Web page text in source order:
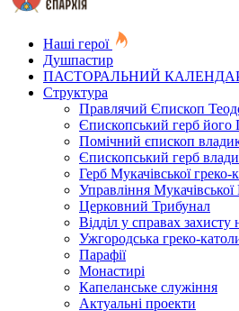
Наші герої
Душпастир
ПАСТОРАЛЬНИЙ
Структура
Правлячий Єпископ
Єпископський герб його
Помічний єпископ
Єпископський герб
Герб Мукачівської греко-
Управління Мукачівської
Церковний Трибунал
Відділ у справах захисту
Ужгородська греко-
Парафії
Монастирі
Капеланське служіння
Актуальні проекти